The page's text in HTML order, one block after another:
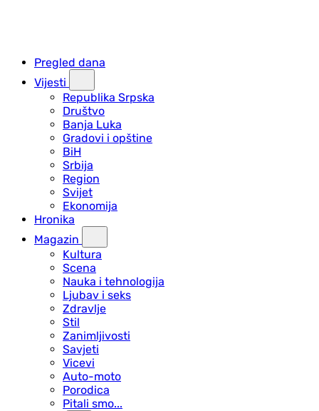
Pregled dana
Vijesti
Republika Srpska
Društvo
Banja Luka
Gradovi i opštine
BiH
Srbija
Region
Svijet
Ekonomija
Hronika
Magazin
Kultura
Scena
Nauka i tehnologija
Ljubav i seks
Zdravlje
Stil
Zanimljivosti
Savjeti
Vicevi
Auto-moto
Porodica
Pitali smo...